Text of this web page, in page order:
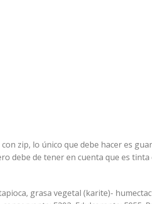
zip, lo único que debe hacer es
debe de tener en cuenta que es
grasa vegetal (karite)-